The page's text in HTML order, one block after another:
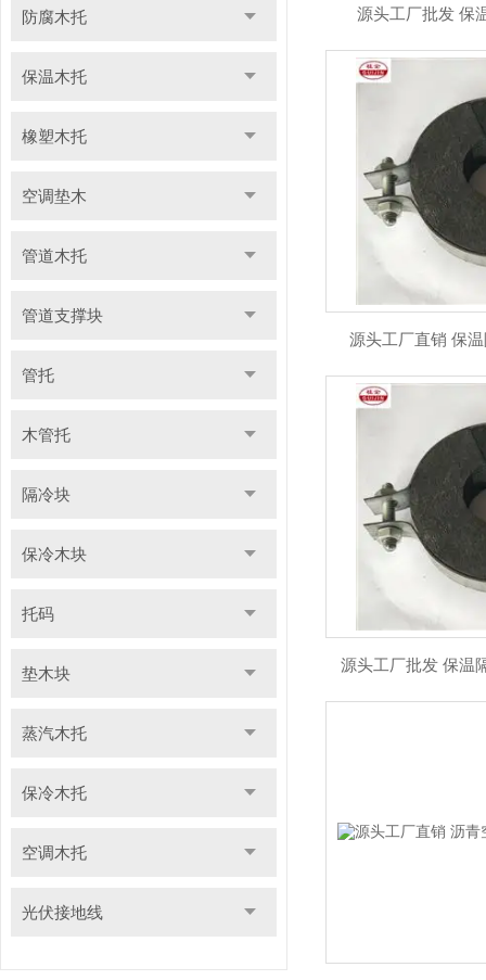
防腐木托
保温木托
橡塑木托
空调垫木
管道木托
管道支撑块
管托
木管托
隔冷块
保冷木块
托码
垫木块
蒸汽木托
保冷木托
空调木托
光伏接地线
源头工厂批发 保
源头工厂直销 保
源头工厂批发 保温